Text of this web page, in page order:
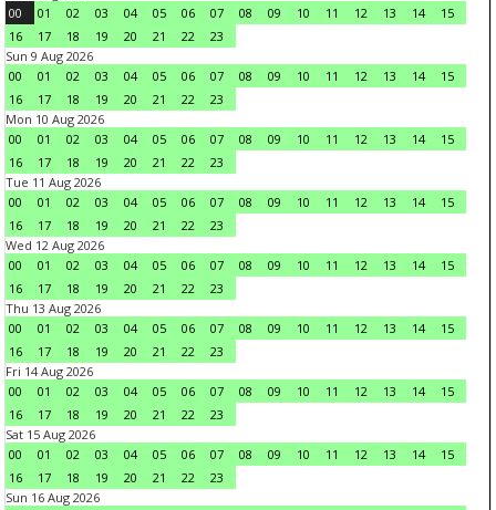
00
01 02 03 04 05 06 07 08 09 10 11 12 13 14
15
16
17 18 19 20 21 22
23
Sun 9 Aug 2026
00
01 02 03 04 05 06 07 08 09 10 11 12 13 14
15
16
17 18 19 20 21 22
23
Mon 10 Aug 2026
00
01 02 03 04 05 06 07 08 09 10 11 12 13 14
15
16
17 18 19 20 21 22
23
Tue 11 Aug 2026
00
01 02 03 04 05 06 07 08 09 10 11 12 13 14
15
16
17 18 19 20 21 22
23
Wed 12 Aug 2026
00
01 02 03 04 05 06 07 08 09 10 11 12 13 14
15
16
17 18 19 20 21 22
23
Thu 13 Aug 2026
00
01 02 03 04 05 06 07 08 09 10 11 12 13 14
15
16
17 18 19 20 21 22
23
Fri 14 Aug 2026
00
01 02 03 04 05 06 07 08 09 10 11 12 13 14
15
16
17 18 19 20 21 22
23
Sat 15 Aug 2026
00
01 02 03 04 05 06 07 08 09 10 11 12 13 14
15
16
17 18 19 20 21 22
23
Sun 16 Aug 2026